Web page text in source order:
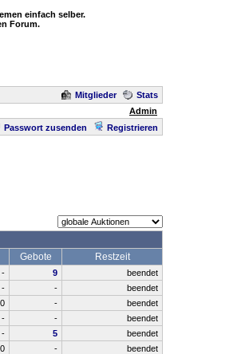
einfach selber.
Forum.
Mitglieder
Stats
Admin
Passwort zusenden Registrieren
Gebote Restzeit
- 9
beendet
- -
beendet
-
beendet
- -
beendet
- 5
beendet
-
beendet